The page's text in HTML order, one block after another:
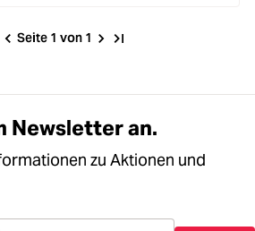
Seite 1 von 1
Newsletter an.
zu Aktionen und